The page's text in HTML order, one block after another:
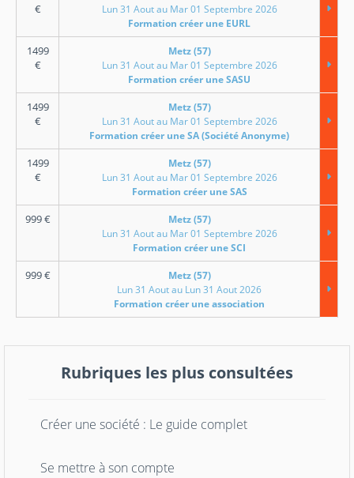
€
Lun 31 Aout au Mar 01 Septembre 2026
Formation créer une EURL
1499
€
Metz (57)
Lun 31 Aout au Mar 01 Septembre 2026
Formation créer une SASU
1499
€
Metz (57)
Lun 31 Aout au Mar 01 Septembre 2026
Formation créer une SA (Société Anonyme)
1499
€
Metz (57)
Lun 31 Aout au Mar 01 Septembre 2026
Formation créer une SAS
999€
Metz (57)
Lun 31 Aout au Mar 01 Septembre 2026
Formation créer une SCI
999€
Metz (57)
Lun 31 Aout au Lun 31 Aout 2026
Formation créer une association
Rubriques les plus consultées
Créer une société : Le guide complet
Se mettre à son compte